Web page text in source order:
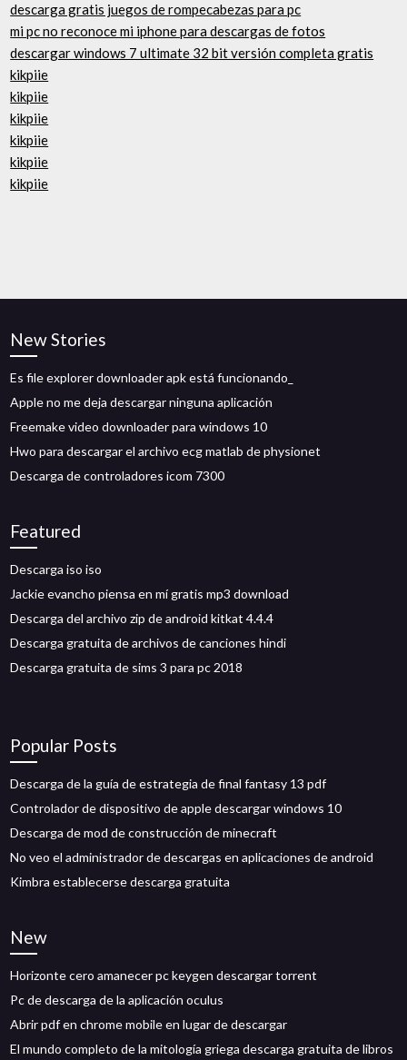
descarga gratis juegos de rompecabezas para pc
mi pc no reconoce mi iphone para descargas de fotos
descargar windows 7 ultimate 32 bit versión completa gratis
kikpiie
kikpiie
kikpiie
kikpiie
kikpiie
kikpiie
New Stories
Es file explorer downloader apk está funcionando_
Apple no me deja descargar ninguna aplicación
Freemake video downloader para windows 10
Hwo para descargar el archivo ecg matlab de physionet
Descarga de controladores icom 7300
Featured
Descarga iso iso
Jackie evancho piensa en mí gratis mp3 download
Descarga del archivo zip de android kitkat 4.4.4
Descarga gratuita de archivos de canciones hindi
Descarga gratuita de sims 3 para pc 2018
Popular Posts
Descarga de la guía de estrategia de final fantasy 13 pdf
Controlador de dispositivo de apple descargar windows 10
Descarga de mod de construcción de minecraft
No veo el administrador de descargas en aplicaciones de android
Kimbra establecerse descarga gratuita
New
Horizonte cero amanecer pc keygen descargar torrent
Pc de descarga de la aplicación oculus
Abrir pdf en chrome mobile en lugar de descargar
El mundo completo de la mitología griega descarga gratuita de libros